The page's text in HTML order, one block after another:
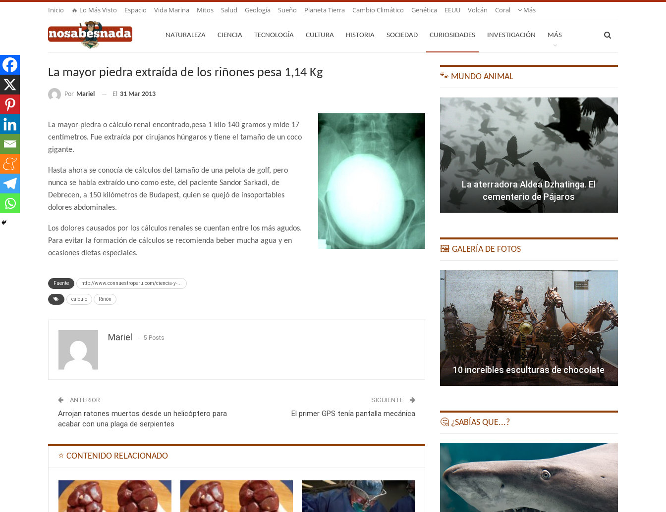
Inicio 🔥 Lo Más Visto Espacio Vida Marina Mitos Salud Geología Sueño Planeta Tierra Cambio Climático Genética EEUU Volcán Coral Más
NATURALEZA CIENCIA TECNOLOGÍA CULTURA HISTORIA SOCIEDAD CURIOSIDADES INVESTIGACIÓN MÁS
La mayor piedra extraída de los riñones pesa 1,14 Kg
Por Mariel El 31 Mar 2013
La mayor piedra o cálculo renal encontrado,pesa 1 kilo 140 gramos y mide 17
centímetros. Fue extraída por cirujanos húngaros y tiene el tamaño de un coco
gigante.
Hasta ahora se conocía de cálculos del tamaño de una pelota de golf, pero
nunca se había extraído uno como este, del paciente Sandor Sarkadi, de
Debrecen, a 150 kilómetros de Budapest, quien se quejó de insoportables
dolores abdominales.
Los dolores causados por los cálculos renales se cuentan entre los más agudos.
Para evitar la formación de cálculos se recomienda beber mucha agua y en
ocasiones dietas especiales.
Fuente http://www.connuestroperu.com/ciencia-y-...
cálculo Riñón
Mariel 5 Posts
ANTERIOR
Arrojan ratones muertos desde un helicóptero para
acabar con una plaga de serpientes
SIGUIENTE
El primer GPS tenía pantalla mecánica
⭐ CONTENIDO RELACIONADO
🐾 MUNDO ANIMAL
La aterradora Aldea Dzhatinga. El
cementerio de Pájaros
🖼️ GALERÍA DE FOTOS
10 increíbles esculturas de chocolate
🤔 ¿SABÍAS QUE...?